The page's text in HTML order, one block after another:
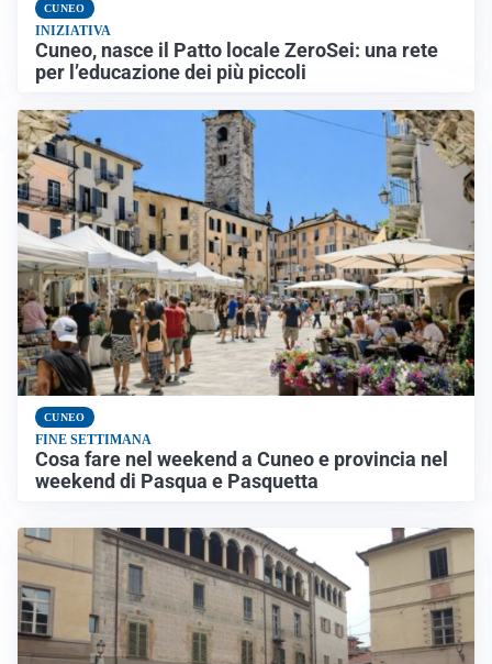
CUNEO
INIZIATIVA
Cuneo, nasce il Patto locale ZeroSei: una rete
per l’educazione dei più piccoli
CUNEO
FINE SETTIMANA
Cosa fare nel weekend a Cuneo e provincia nel
weekend di Pasqua e Pasquetta